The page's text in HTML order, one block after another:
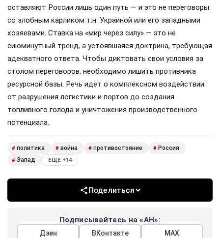
оставляют России лишь один путь — и это не переговоры
со злобным карликом т.н. Украиной или его западными
хозяевами. Ставка на «мир через силу» — это не
сиюминутный тренд, а устоявшаяся доктрина, требующая
адекватного ответа. Чтобы диктовать свои условия за
столом переговоров, необходимо лишить противника
ресурсной базы. Речь идет о комплексном воздействии:
от разрушения логистики и портов до создания
топливного голода и уничтожения производственного
потенциала.
# политика # война # противостояние # Россия
# Запад ЕЩЕ +14
Поделиться
Подписывайтесь на «АН»:
Дзен ВКонтакте МАХ